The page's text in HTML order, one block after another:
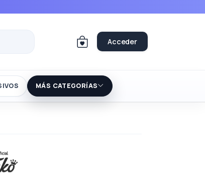
Acceder
MÁS CATEGORÍAS